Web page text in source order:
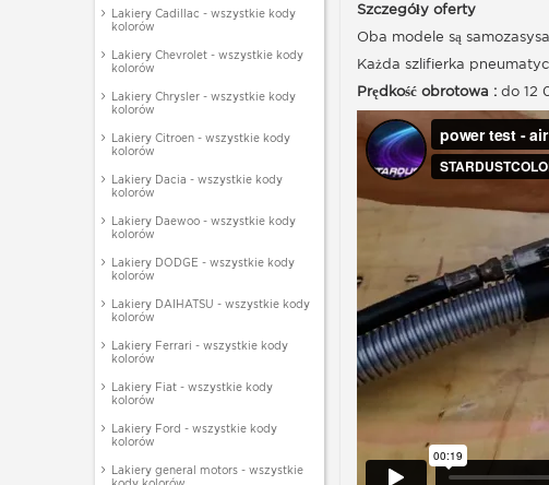
Lakiery Cadillac - wszystkie kody
kolorów
Lakiery Chevrolet - wszystkie kody
kolorów
Lakiery Chrysler - wszystkie kody
kolorów
Lakiery Citroen - wszystkie kody
kolorów
Lakiery Dacia - wszystkie kody
kolorów
Lakiery Daewoo - wszystkie kody
kolorów
Lakiery DODGE - wszystkie kody
kolorów
Lakiery DAIHATSU - wszystkie kody
kolorów
Lakiery Ferrari - wszystkie kody
kolorów
Lakiery Fiat - wszystkie kody
kolorów
Lakiery Ford - wszystkie kody
kolorów
Lakiery general motors - wszystkie
Szczegóły oferty
Oba modele są
Każda szlifierka
Prędkość obrotowa : do 12